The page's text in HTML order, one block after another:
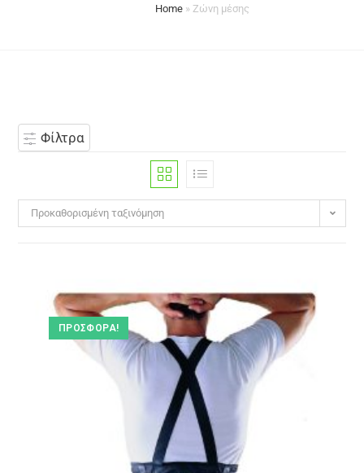
Home » Ζώνη μέσης
Φίλτρα
Προκαθορισμένη ταξινόμηση
ΠΡΟΣΦΟΡΆ!